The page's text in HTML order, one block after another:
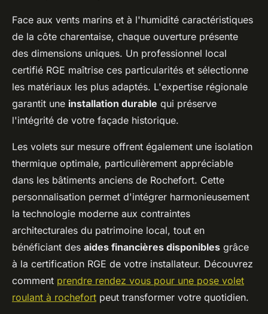
Face aux vents marins et à l'humidité caractéristiques
de la côte charentaise, chaque ouverture présente
des dimensions uniques. Un professionnel local
certifié RGE maîtrise ces particularités et sélectionne
les matériaux les plus adaptés. L'expertise régionale
garantit une installation durable qui préserve
l'intégrité de votre façade historique.
Les volets sur mesure offrent également une isolation
thermique optimale, particulièrement appréciable
dans les bâtiments anciens de Rochefort. Cette
personnalisation permet d'intégrer harmonieusement
la technologie moderne aux contraintes
architecturales du patrimoine local, tout en
bénéficiant des aides financières disponibles grâce
à la certification RGE de votre installateur. Découvrez
comment prendre rendez vous pour une pose volet
roulant à rochefort peut transformer votre quotidien.